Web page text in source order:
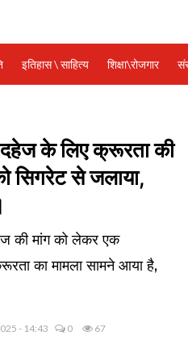
इतिहास \ साहित्य शिक्षा\रोजगार
के लिए क्रूरता की
सिगरेट से जलाया,
की मांग को लेकर एक
का मामला सामने आया है,
- 14:43 0 67